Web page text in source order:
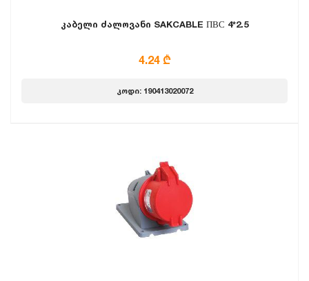
კაბელი ძალოვანი SAKCABLE ПВС 4*2.5
4.24 ₾
კოდი: 190413020072